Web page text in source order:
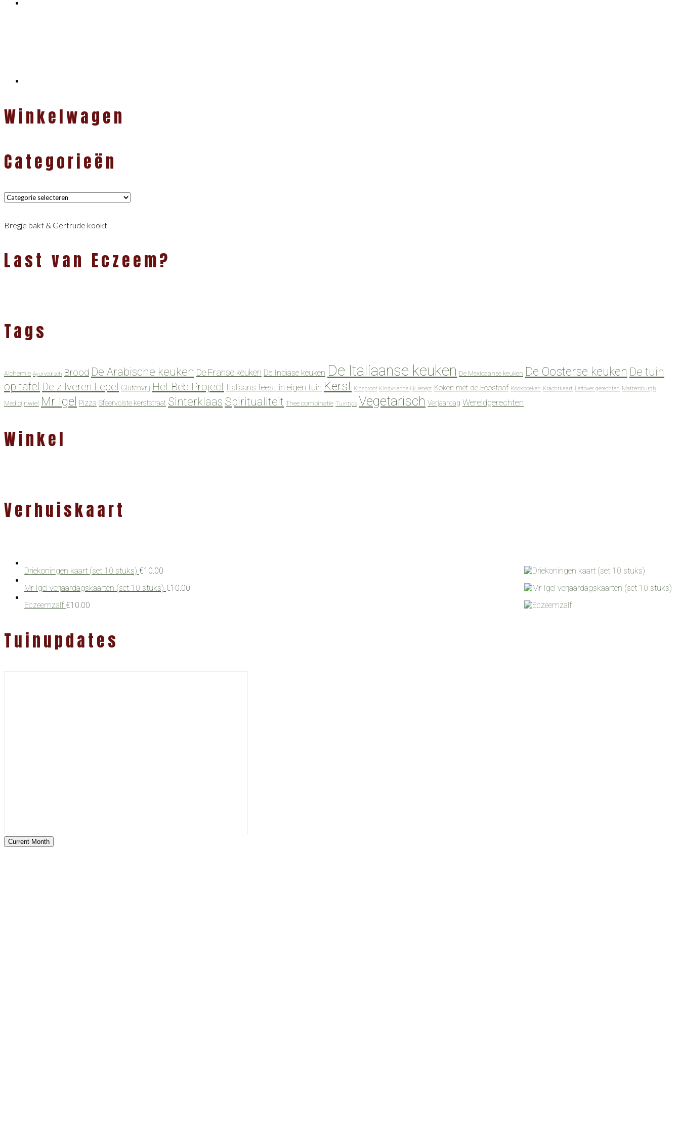
Winkelwagen
Categorieën
Categorieën
Bregje bakt & Gertrude kookt
Last van Eczeem?
Tags
Alchemie Ayurvedisch Brood De Arabische keuken De Franse keuken De Indiase keuken De Italiaanse keuken De Mexicaanse keuken De Oosterse keuken De tuin
op tafel De zilveren Lepel Glutenvrij Het Beb Project Italiaans feest in eigen tuin Kerst Kidsproof Kindvriendelijk recept Koken met de Ecostoof Kookboeken Krachtkaart Leftover gerechten Mattemburgh
Medicijnwiel Mr Igel Pizza Sfeervolste kerststraat Sinterklaas Spiritualiteit Thee combinatie Tuintips Vegetarisch Verjaardag Wereldgerechten
Winkel
Verhuiskaart
Driekoningen kaart (set 10 stuks) €10.00
Mr Igel verjaardagskaarten (set 10 stuks) €10.00
Eczeemzalf €10.00
Tuinupdates
Current Month